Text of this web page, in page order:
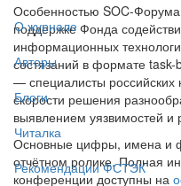
О журнале
Авторы
Блоги
Читалка
Рекомендации ФСТЭК
Особенностью SOC-
поддержке Фонда
информационных
состязаний в формате task-
— специалисты
скорости решения
выявлением уязвимостей
Основные цифры, имена и
отчётном ролике. Полная
конференции доступны на